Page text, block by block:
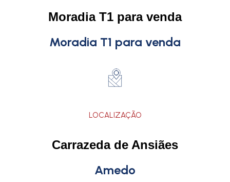
Moradia T1 para venda
Moradia T1 para venda
LOCALIZAÇÃO
Carrazeda de Ansiães
Amedo